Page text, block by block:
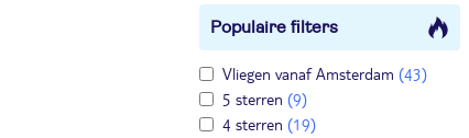
Populaire filters
Vliegen vanaf Amsterdam (43)
5 sterren (9)
4 sterren (19)